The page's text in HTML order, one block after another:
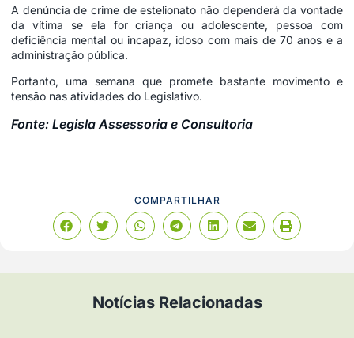
A denúncia de crime de estelionato não dependerá da vontade
da vítima se ela for criança ou adolescente, pessoa com
deficiência mental ou incapaz, idoso com mais de 70 anos e a
administração pública.
Portanto, uma semana que promete bastante movimento e
tensão nas atividades do Legislativo.
Fonte: Legisla Assessoria e Consultoria
COMPARTILHAR
Notícias Relacionadas